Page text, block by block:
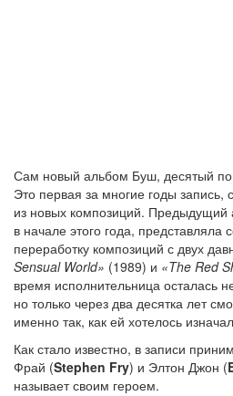
Сам новый альбом Буш, десятый по
Это первая за многие годы запись,
из новых композиций.
в начале этого года, представляла
переработку композиций с двух
Sensual World» (1989) и «The Red
время исполнительница осталась
но только через два десятка лет
именно так, как ей хотелось
Как стало известно, в записи
Фрай (Stephen Fry) и Элтон Джон (
называет своим героем.